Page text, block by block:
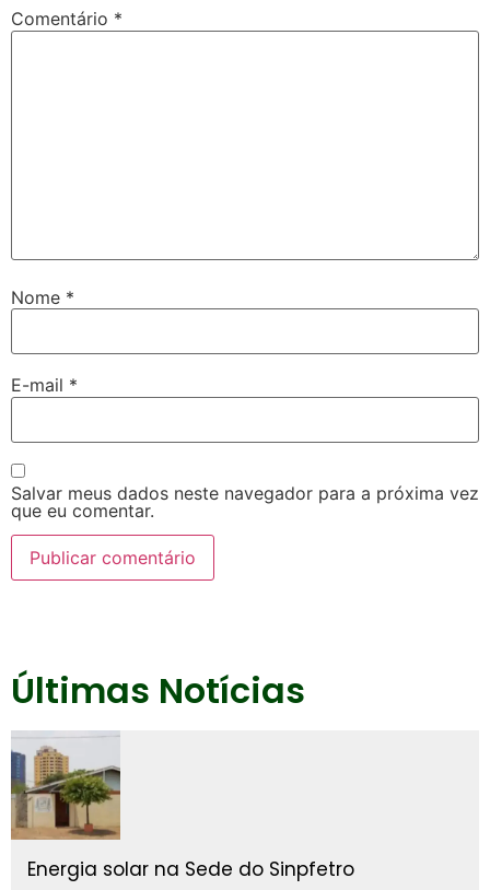
Comentário *
Nome *
E-mail *
Salvar meus dados neste navegador para a próxima vez
que eu comentar.
Últimas Notícias
Energia solar na Sede do Sinpfetro